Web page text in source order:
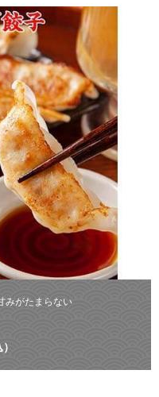
みがたまらない